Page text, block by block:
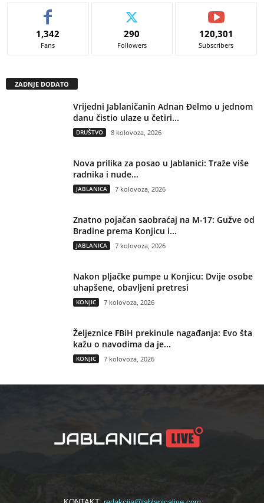
1,342
Fans
290
Followers
120,301
Subscribers
ZADNJE DODATO
Vrijedni Jablaničanin Adnan Đelmo u jednom
danu čistio ulaze u četiri...
DRUŠTVO 8 kolovoza, 2026
Nova prilika za posao u Jablanici: Traže više
radnika i nude...
JABLANICA 7 kolovoza, 2026
Znatno pojačan saobraćaj na M-17: Gužve od
Bradine prema Konjicu i...
JABLANICA 7 kolovoza, 2026
Nakon pljačke pumpe u Konjicu: Dvije osobe
uhapšene, obavljeni pretresi
KONJIC 7 kolovoza, 2026
Željeznice FBiH prekinule nagađanja: Evo šta
kažu o navodima da je...
KONJIC 7 kolovoza, 2026